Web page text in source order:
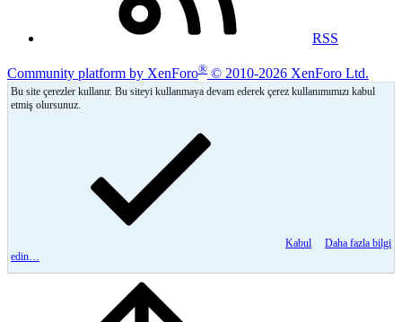
RSS
Community platform by XenForo® © 2010-2026 XenForo Ltd.
Bu site çerezler kullanır. Bu siteyi kullanmaya devam ederek çerez kullanımımızı kabul
etmiş olursunuz.
Kabul
Daha fazla bilgi
edin…